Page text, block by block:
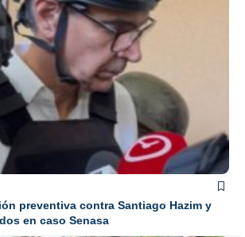
preventiva contra Santiago Hazim y
en caso Senasa